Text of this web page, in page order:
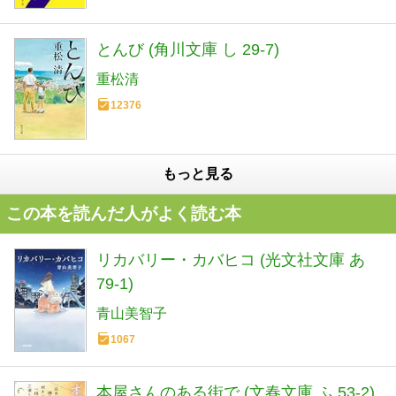
とんび (角川文庫 し 29-7)
重松清
12376
もっと見る
この本を読んだ人がよく読む本
リカバリー・カバヒコ (光文社文庫 あ
79-1)
青山美智子
1067